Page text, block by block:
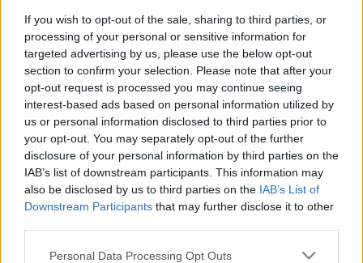
If you wish to opt-out of the sale, sharing to third parties, or
processing of your personal or sensitive information for
targeted advertising by us, please use the below opt-out
section to confirm your selection. Please note that after your
opt-out request is processed you may continue seeing
interest-based ads based on personal information utilized by
us or personal information disclosed to third parties prior to
your opt-out. You may separately opt-out of the further
disclosure of your personal information by third parties on the
IAB’s list of downstream participants. This information may
also be disclosed by us to third parties on the IAB’s List of
Downstream Participants that may further disclose it to other
Please note that this website/app uses one or more Google
Personal Data Processing Opt Outs
legfinomabb molnárételt, a vaslapok között, szabadtűzön
sütött tésztát pedig a borsodnádasdi molnárok készítették
egykor, frissen őrölt lisztből.
A szombaton 9 órakor kezdődő találkozón a molnárruhák
széles skálája lesz majd látható, hiszen minden országban,
sőt az adott államon belüli tájegységekben is eltérő volt a
malmokban dolgozók öltözéke. Az őrlés mestereinek étke
is különbözött, számos specialitás szerepelt menüjükön,